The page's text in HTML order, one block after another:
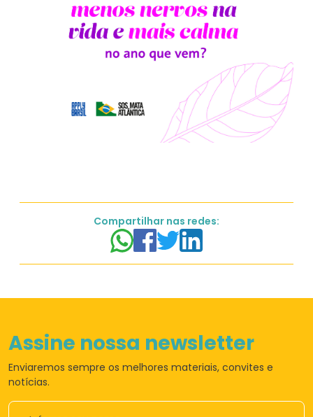
Compartilhar nas redes:
Assine nossa newsletter
Enviaremos sempre os melhores materiais, convites e
notícias.